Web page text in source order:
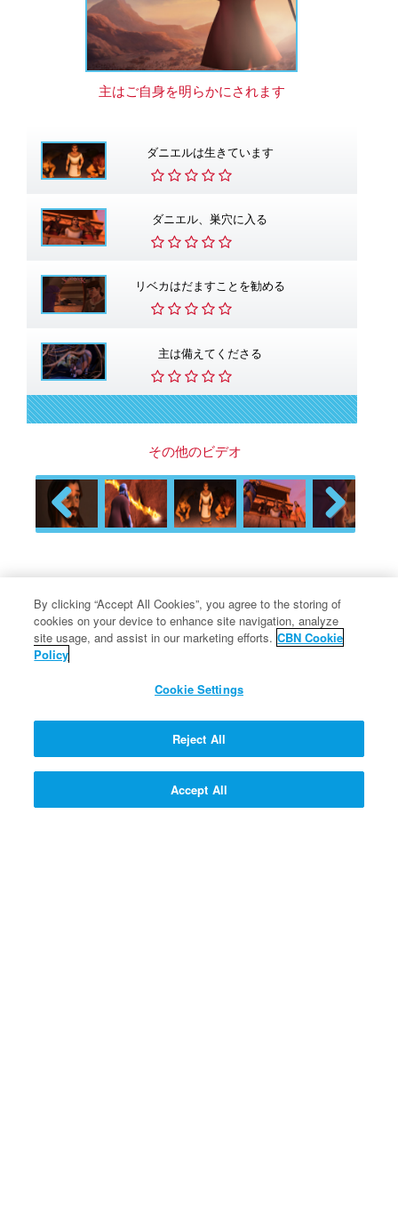
主はご自身を明らかにされます
ダニエルは生きています
ダニエル、巣穴に入る
リベカはだますことを勧める
主は備えてくださる
その他のビデオ
Previous Next
シーン
私たちが死んで天国に行くと、天
使の羽をもらえるのでしょうか？
By clicking “Accept All Cookies”, you agree to the storing of
cookies on your device to enhance site navigation, analyze
site usage, and assist in our marketing efforts. CBN Cookie
Policy
Cookie Settings
Reject All
Accept All